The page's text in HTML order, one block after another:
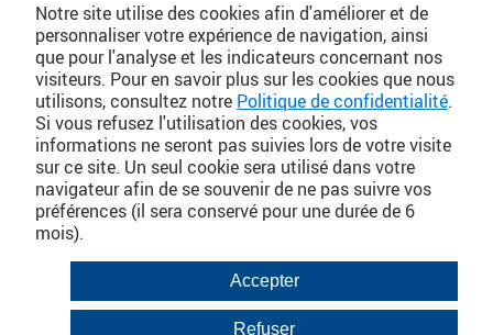
Catalogues
Conditions Générales de Vente
PLAN DU SITE DÉTAILLÉ
Conditions Générales de Vente
Mentions légales
Notre site utilise des cookies afin d'améliorer et de
personnaliser votre expérience de navigation, ainsi
que pour l'analyse et les indicateurs concernant nos
visiteurs. Pour en savoir plus sur les cookies que nous
utilisons, consultez notre Politique de confidentialité.
Si vous refusez l'utilisation des cookies, vos
informations ne seront pas suivies lors de votre visite
sur ce site. Un seul cookie sera utilisé dans votre
navigateur afin de se souvenir de ne pas suivre vos
préférences (il sera conservé pour une durée de 6
mois).
Accepter
Refuser